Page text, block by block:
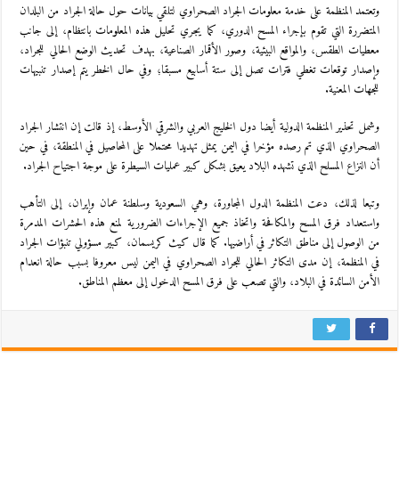
وتعتمد المنظمة على خدمة معلومات الجراد الصحراوي لتلقي بيانات حول حالة الجراد من البلدان
المتضررة التي تقوم بإجراء المسح الدوري، كما يجري تحليل هذه المعلومات بانتظام، إلى جانب
معطيات الطقس، والمواقع البيئية، وصور الأقمار الصناعية، بهدف تحديث الوضع الحالي للجراد،
وإصدار توقعات تغطي فترات تصل إلى ستة أسابيع مسبقا؛ وفي حال الخطر يتم إصدار تنبيهات
للجهات المعنية.
وشمل تحذير المنظمة الدولية أيضا دول الخليج العربي والشرقي الأوسط، إذ قالت إن انتشار الجراد
الصحراوي الذي تم رصده مؤخرا في اليمن يمثل تهديدا محتملا على المحاصيل في المنطقة، في حين
أن النزاع المسلح الذي تشهده البلاد يعيق بشكل كبير عمليات السيطرة على موجة اجتياح الجراد.
وتبعا لذلك، دعت المنظمة الدول المجاورة، وهي السعودية وسلطنة عمان وإيران، إلى التأهب
واستعداد فرق المسح والمكافحة واتخاذ جميع الإجراءات الضرورية لمنع هذه الحشرات المدمرة
من الوصول إلى مناطق التكاثر في أراضيها. كما قال كيث كريسمان، كبير مسؤولي تنبؤات الجراد
في المنظمة، إن مدى التكاثر الحالي للجراد الصحراوي في اليمن ليس معروفا بسبب حالة انعدام
الأمن السائدة في البلاد، والتي تصعب على فرق المسح الدخول إلى معظم المناطق.